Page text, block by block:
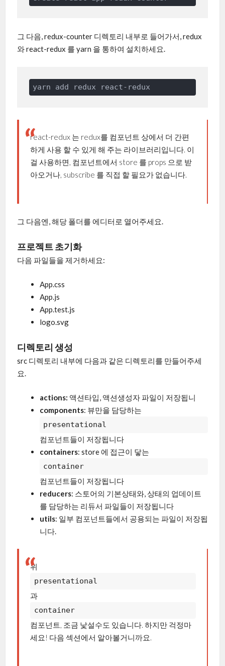
그 다음, redux-counter 디렉토리 내부로 들어가서, redux
와 react-redux 를 yarn 을 통하여 설치하세요.
react-redux 는 redux를 컴포넌트 상에서 더 간편
하게 사용 할 수 있게 해 주는 라이브러리입니다. 이
걸 사용하면, 컴포넌트에서 store 를 props 으로 받
아오거나, subscribe 를 직접 할 필요가 없습니다.
그 다음엔, 해당 폴더를 에디터로 열어주세요.
프로젝트 초기화
다음 파일들을 제거하세요:
App.css
App.js
App.test.js
logo.svg
디렉토리 생성
src 디렉토리 내부에 다음과 같은 디렉토리를 만들어주세
요.
actions: 액션타입, 액션생성자 파일이 저장됩니
components: 뷰만을 담당하는
presentational
컴포넌트들이 저장됩니다
containers: store 에 접근이 닿는
container
컴포넌트들이 저장됩니다
reducers: 스토어의 기본상태와, 상태의 업데이트
를 담당하는 리듀서 파일들이 저장됩니다
utils: 일부 컴포넌트들에서 공용되는 파일이 저장됩
니다.
위
presentational
과
container
컴포넌트, 조금 낯설수도 있습니다. 하지만 걱정마
세요! 다음 섹션에서 알아볼거니까요.